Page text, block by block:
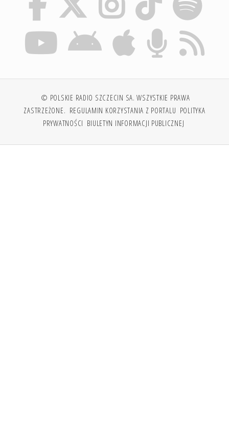
© POLSKIE RADIO SZCZECIN SA. WSZYSTKIE PRAWA
ZASTRZEŻONE. REGULAMIN KORZYSTANIA Z PORTALU POLITYKA
PRYWATNOŚCI BIULETYN INFORMACJI PUBLICZNEJ